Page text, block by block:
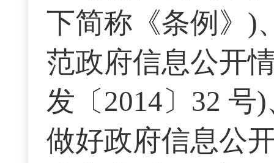
下简称《条例》)
范政府信息公开
发〔2014〕32
做好政府信息公